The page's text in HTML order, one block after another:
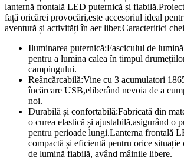
lanternă frontală LED puternică și
față oricărei provocări,este accesoriul ideal
aventură și activități în aer liber.Caracteritici
Iluminarea puternică:Fasciculul de
pentru a lumina calea în timpul
campingului.
Reâncărcabilă:Vine cu 3 acumulatori
încărcare USB,eliberând nevoia de a
noi.
Durabilă și confortabilă:Fabricată din
o curea elastică și ajustabilă,asigurând o
pentru perioade lungi.Lanterna frontală
compactă și eficientă pentru orice situație
de lumină fiabilă, având mâinile libere.